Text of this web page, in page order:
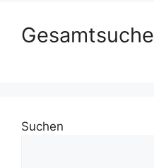
Gesamtsuche
Suchen